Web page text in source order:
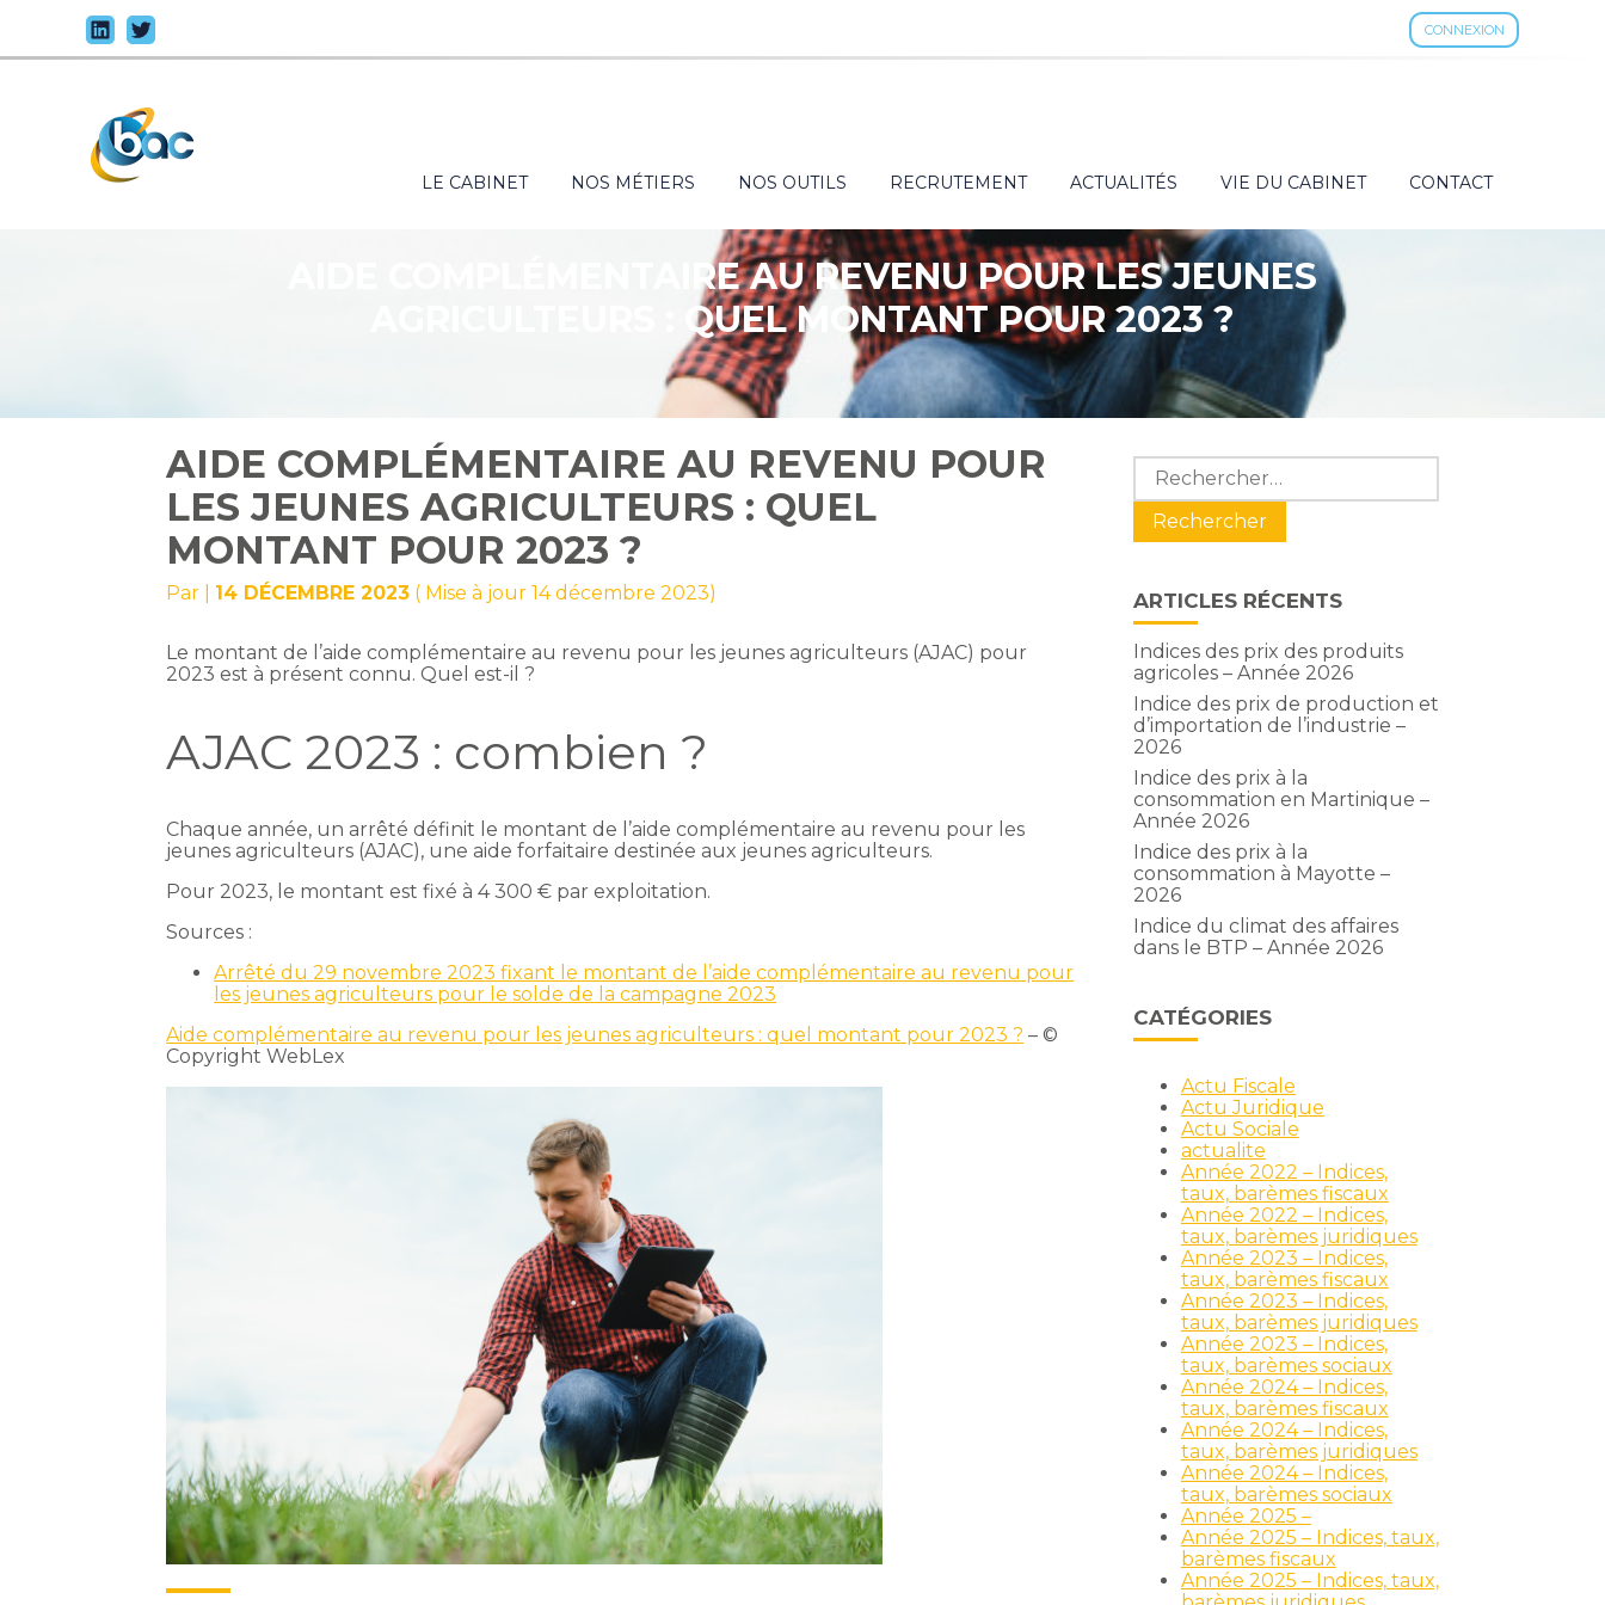
CONNEXION
Principal
LE CABINET NOS MÉTIERS NOS OUTILS RECRUTEMENT ACTUALITÉS VIE DU CABINET CONTACT
AIDE COMPLÉMENTAIRE AU REVENU POUR LES JEUNES
AGRICULTEURS : QUEL MONTANT POUR 2023 ?
AIDE COMPLÉMENTAIRE AU REVENU POUR
LES JEUNES AGRICULTEURS : QUEL
MONTANT POUR 2023 ?
Par 14 DÉCEMBRE 2023 ( Mise à jour 14 décembre 2023)
Le montant de l’aide complémentaire au revenu pour les jeunes agriculteurs (AJAC) pour
2023 est à présent connu. Quel est-il ?
AJAC 2023 : combien ?
Chaque année, un arrêté définit le montant de l’aide complémentaire au revenu pour les
jeunes agriculteurs (AJAC), une aide forfaitaire destinée aux jeunes agriculteurs.
Pour 2023, le montant est fixé à 4 300 € par exploitation.
Sources :
Arrêté du 29 novembre 2023 fixant le montant de l’aide complémentaire au revenu pour
les jeunes agriculteurs pour le solde de la campagne 2023
Aide complémentaire au revenu pour les jeunes agriculteurs : quel montant pour 2023 ? – ©
Copyright WebLex
Blog
sidebar
Rechercher :
ARTICLES RÉCENTS
Indices des prix des produits
agricoles – Année 2026
Indice des prix de production et
d’importation de l’industrie –
2026
Indice des prix à la
consommation en Martinique –
Année 2026
Indice des prix à la
consommation à Mayotte –
2026
Indice du climat des affaires
dans le BTP – Année 2026
CATÉGORIES
Actu Fiscale
Actu Juridique
Actu Sociale
actualite
Année 2022 – Indices,
taux, barèmes fiscaux
Année 2022 – Indices,
taux, barèmes juridiques
Année 2023 – Indices,
taux, barèmes fiscaux
Année 2023 – Indices,
taux, barèmes juridiques
Année 2023 – Indices,
taux, barèmes sociaux
Année 2024 – Indices,
taux, barèmes fiscaux
Année 2024 – Indices,
taux, barèmes juridiques
Année 2024 – Indices,
taux, barèmes sociaux
Année 2025 –
Année 2025 – Indices, taux,
barèmes fiscaux
Année 2025 – Indices, taux,